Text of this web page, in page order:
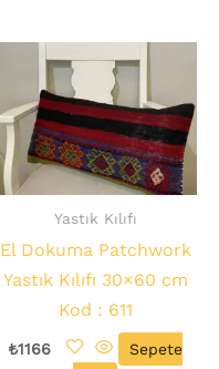
Yastık Kılıfı
El Dokuma Patchwork
Yastık Kılıfı 30×60 cm
Kod : 611
₺1166
Sepete